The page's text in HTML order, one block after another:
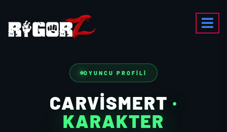
OYUNCU PROFILI
CARVISMERT ·
KARAKTER